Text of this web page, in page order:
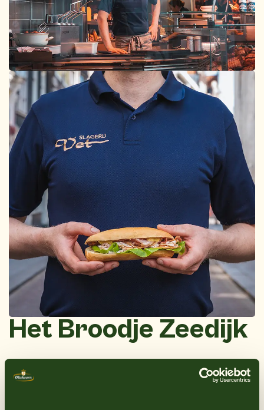
Het Broodje Zeedijk
Inmiddels heeft de 4e generatie zijn intrede gedaan in